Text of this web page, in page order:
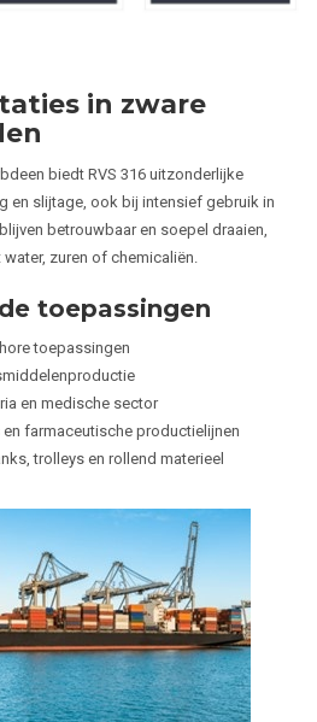
in zware
biedt RVS 316 uitzonderlijke
en slijtage, ook bij intensief gebruik in
betrouwbaar en soepel draaien,
zuren of chemicaliën.
toepassingen
toepassingen
en medische sector
farmaceutische productielijnen
trolleys en rollend materieel